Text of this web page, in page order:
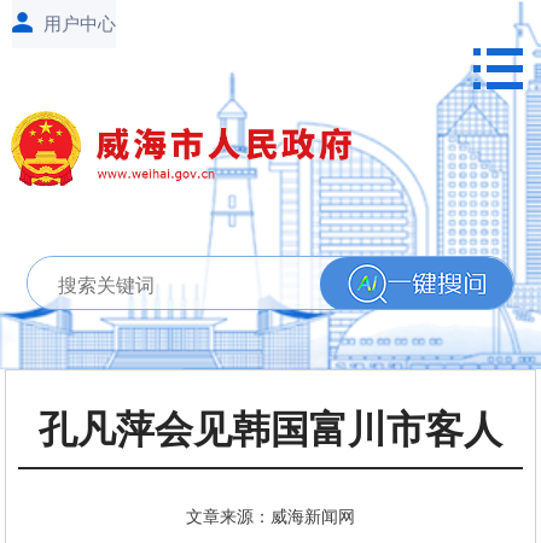
孔凡萍会见韩国富川市客人
文章来源：威海新闻网